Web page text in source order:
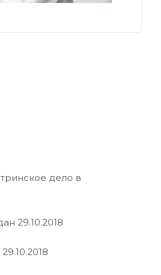
дело в
29.10.2018